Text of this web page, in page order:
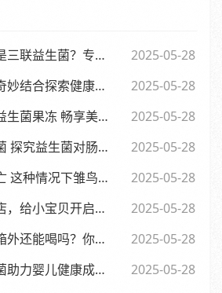
专家观点大，妈妈们必看
2025-05-28
探索健康新生活方式
2025-05-28
畅享美味与健康的小确幸
2025-05-28
对肠内毒素的作用及功效
2025-05-28
况下雏鸟还能否食用
2025-05-28
肠道新世界，舒适快乐每一天
2025-05-28
喝吗？你可能不知道的
2025-05-28
儿健康成长的全新探索
2025-05-28